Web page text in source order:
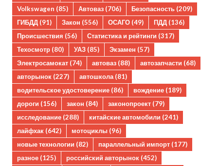
Volkswagen (85) Автоваз (706) Безопасность (209)
ГИБДД (91) Закон (556) ОСАГО (49) ПДД (136)
Происшествия (56) Статистика и рейтинги (317)
Техосмотр (80) УАЗ (85) Экзамен (57)
Электросамокат (74) автоваз (88) автозапчасти (68)
авторынок (227) автошкола(81)
водительское удостоверение (86) вождение (189)
дороги (156) закон (84) законопроект (79)
исследование (288) китайские автомобили (241)
лайфхак (642) мотоциклы (96)
новые технологии (82) параллельный импорт (177)
разное (125) российский авторынок (452)